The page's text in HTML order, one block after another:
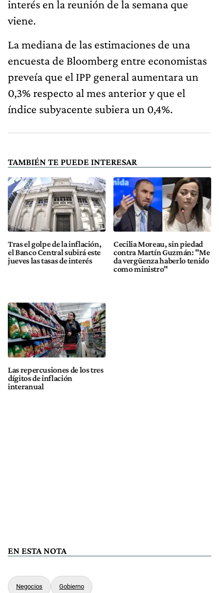
interés en la reunión de la semana que
viene.
La mediana de las estimaciones de una
encuesta de Bloomberg entre economistas
preveía que el IPP general aumentara un
0,3% respecto al mes anterior y que el
índice subyacente subiera un 0,4%.
TAMBIÉN TE PUEDE INTERESAR
Tras el golpe de la inflación,
el Banco Central subirá este
jueves las tasas de interés
Cecilia Moreau, sin piedad
contra Martín Guzmán: "Me
da vergüenza haberlo tenido
como ministro"
Las repercusiones de los tres
dígitos de inflación
interanual
EN ESTA NOTA
Negocios Gobierno